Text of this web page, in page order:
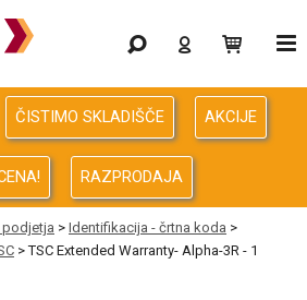
ČISTIMO SKLADIŠČE AKCIJE
RAZPRODAJA
podjetja > Identifikacija - črtna koda >
> TSC Extended Warranty- Alpha-3R - 1